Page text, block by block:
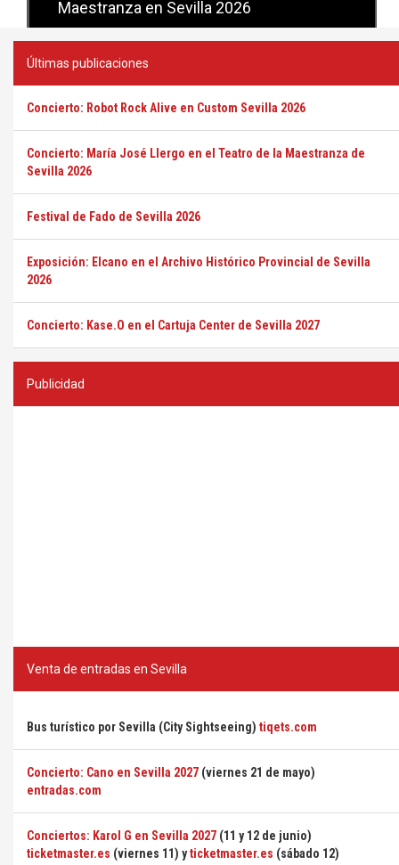
Sevilla
Últimas publicaciones
Concierto: Robot Rock Alive en Custom Sevilla 2026
Concierto: María José Llergo en el Teatro de la Maestranza de
Sevilla 2026
Festival de Fado de Sevilla 2026
Exposición: Elcano en el Archivo Histórico Provincial de Sevilla
2026
Concierto: Kase.O en el Cartuja Center de Sevilla 2027
Publicidad
Venta de entradas en Sevilla
Bus turístico por Sevilla (City Sightseeing) tiqets.com
Concierto: Cano en Sevilla 2027 (viernes 21 de mayo)
entradas.com
Conciertos: Karol G en Sevilla 2027 (11 y 12 de junio)
ticketmaster.es (viernes 11) yticketmaster.es (sábado 12)